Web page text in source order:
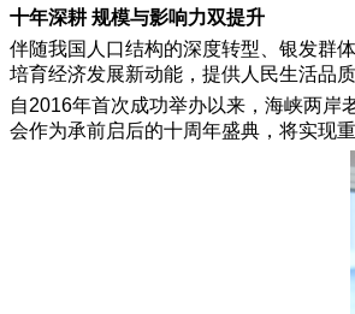
十年深耕 规模与影响力双提升
伴随我国人口结构的深度转型、银发群
培育经济发展新动能，提供人民生活品
自2016年首次成功举办以来，海峡两岸
会作为承前启后的十周年盛典，将实现